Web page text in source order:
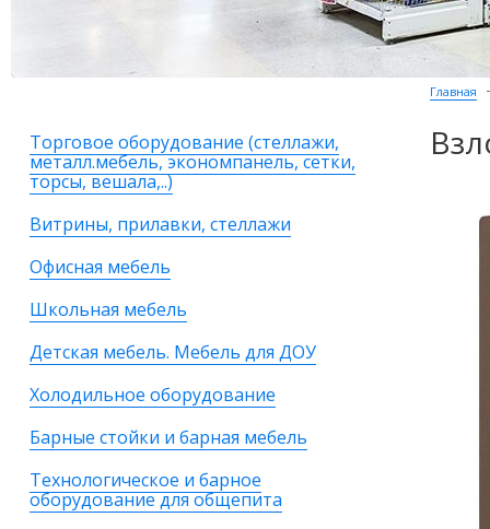
Торговое оборудование (стеллажи,
металл.мебель, экономпанель, сетки,
торсы, вешала,..)
Витрины, прилавки, стеллажи
Офисная мебель
Школьная мебель
Детская мебель. Мебель для ДОУ
Холодильное оборудование
Барные стойки и барная мебель
Технологическое и барное
оборудование для общепита
Главная